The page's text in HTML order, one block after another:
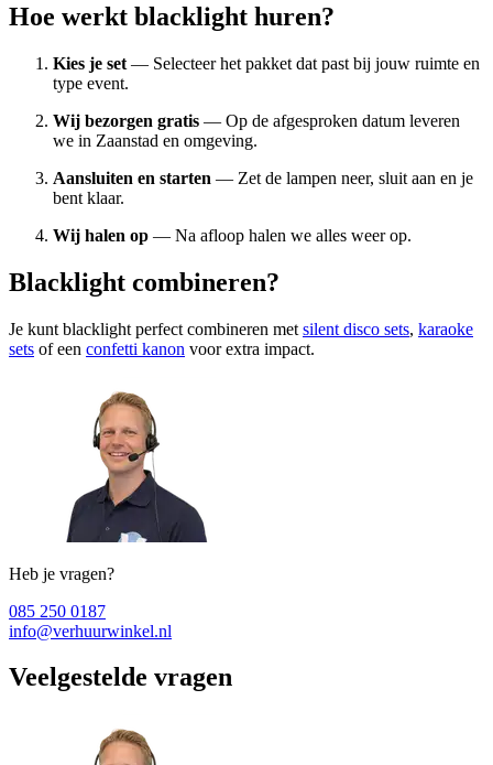
Hoe werkt blacklight huren?
Kies je set — Selecteer het pakket dat past bij jouw ruimte en
type event.
Wij bezorgen gratis — Op de afgesproken datum leveren
we in Zaanstad en omgeving.
Aansluiten en starten — Zet de lampen neer, sluit aan en je
bent klaar.
Wij halen op — Na afloop halen we alles weer op.
Blacklight combineren?
Je kunt blacklight perfect combineren met silent disco sets, karaoke
sets of een confetti kanon voor extra impact.
Heb je vragen?
085 250 0187
info@verhuurwinkel.nl
Veelgestelde vragen